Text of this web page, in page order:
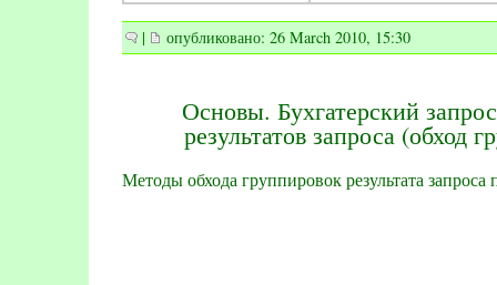
| опубликовано: 26 March 2010, 15:30
Основы. Бухгатерский
результатов запроса (обход
Методы обхода группировок результата